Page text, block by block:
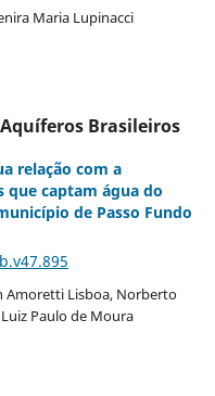
Maria Lupinacci
Brasileiros
relação com a
captam água do
de Passo Fundo
Amoretti Lisboa, Norberto
Paulo de Moura